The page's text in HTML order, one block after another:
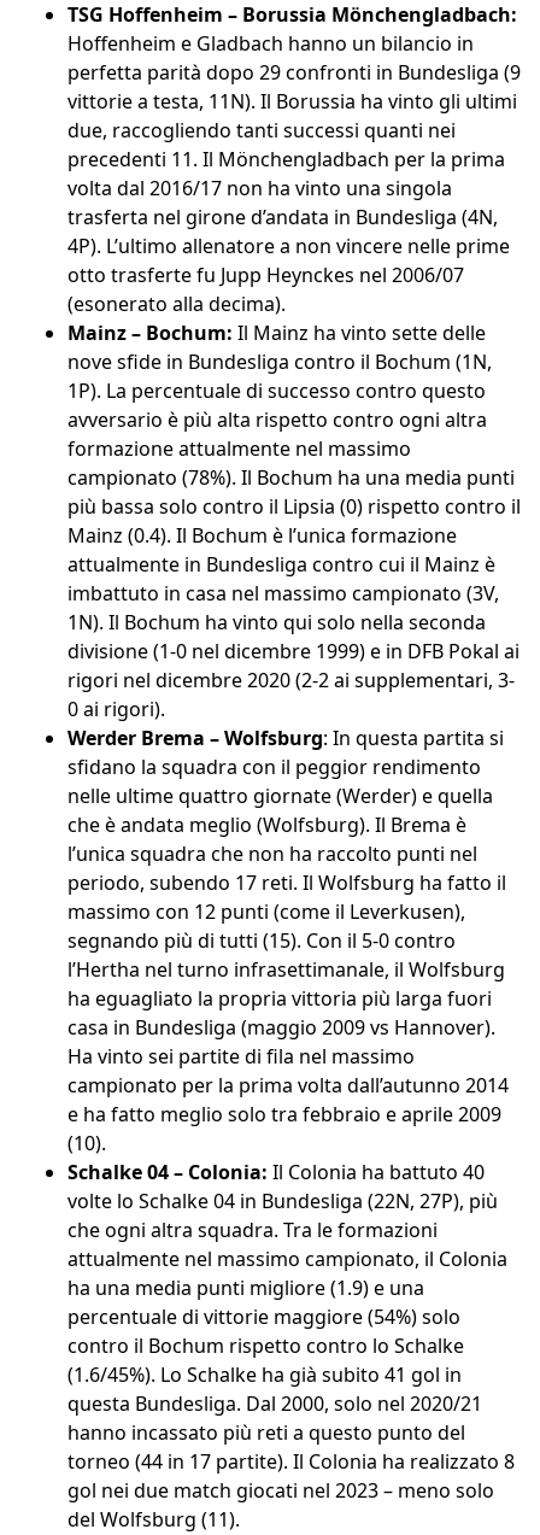
TSG Hoffenheim – Borussia Mönchengladbach:
Hoffenheim e Gladbach hanno un bilancio in
perfetta parità dopo 29 confronti in Bundesliga (9
vittorie a testa, 11N). Il Borussia ha vinto gli ultimi
due, raccogliendo tanti successi quanti nei
precedenti 11. Il Mönchengladbach per la prima
volta dal 2016/17 non ha vinto una singola
trasferta nel girone d’andata in Bundesliga (4N,
4P). L’ultimo allenatore a non vincere nelle prime
otto trasferte fu Jupp Heynckes nel 2006/07
(esonerato alla decima).
Mainz – Bochum: Il Mainz ha vinto sette delle
nove sfide in Bundesliga contro il Bochum (1N,
1P). La percentuale di successo contro questo
avversario è più alta rispetto contro ogni altra
formazione attualmente nel massimo
campionato (78%). Il Bochum ha una media punti
più bassa solo contro il Lipsia (0) rispetto contro il
Mainz (0.4). Il Bochum è l’unica formazione
attualmente in Bundesliga contro cui il Mainz è
imbattuto in casa nel massimo campionato (3V,
1N). Il Bochum ha vinto qui solo nella seconda
divisione (1-0 nel dicembre 1999) e in DFB Pokal ai
rigori nel dicembre 2020 (2-2 ai supplementari, 3-
0 ai rigori).
Werder Brema – Wolfsburg: In questa partita si
sfidano la squadra con il peggior rendimento
nelle ultime quattro giornate (Werder) e quella
che è andata meglio (Wolfsburg). Il Brema è
l’unica squadra che non ha raccolto punti nel
periodo, subendo 17 reti. Il Wolfsburg ha fatto il
massimo con 12 punti (come il Leverkusen),
segnando più di tutti (15). Con il 5-0 contro
l’Hertha nel turno infrasettimanale, il Wolfsburg
ha eguagliato la propria vittoria più larga fuori
casa in Bundesliga (maggio 2009 vs Hannover).
Ha vinto sei partite di fila nel massimo
campionato per la prima volta dall’autunno 2014
e ha fatto meglio solo tra febbraio e aprile 2009
(10).
Schalke 04 – Colonia: Il Colonia ha battuto 40
volte lo Schalke 04 in Bundesliga (22N, 27P), più
che ogni altra squadra. Tra le formazioni
attualmente nel massimo campionato, il Colonia
ha una media punti migliore (1.9) e una
percentuale di vittorie maggiore (54%) solo
contro il Bochum rispetto contro lo Schalke
(1.6/45%). Lo Schalke ha già subito 41 gol in
questa Bundesliga. Dal 2000, solo nel 2020/21
hanno incassato più reti a questo punto del
torneo (44 in 17 partite). Il Colonia ha realizzato 8
gol nei due match giocati nel 2023 – meno solo
del Wolfsburg (11).